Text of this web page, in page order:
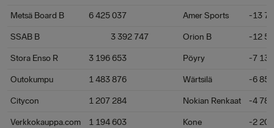
Metsä Board B 6 425 037 Amer Sports -13
SSAB B 3 392 747 Orion B -12
Stora Enso R 3 196 653 Pöyry -7
Outokumpu 1 483 876 Wärtsilä -6
Citycon 1 207 284 Nokian Renkaat -4
Verkkokauppa.com 1 194 603 Kone -2